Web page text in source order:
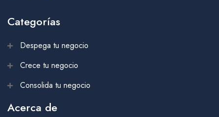
Categorías
Despega tu negocio
Crece tu negocio
Consolida tu negocio
Acerca de